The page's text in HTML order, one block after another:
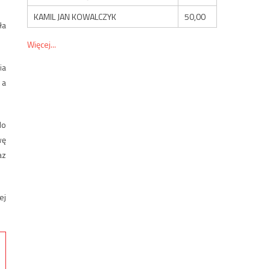
KAMIL JAN KOWALCZYK
50,00
Więcej...